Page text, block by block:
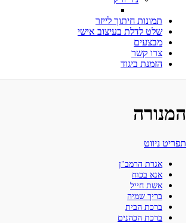
תמונות חיתוך לייזר
שלט לדלת בעיצוב אישי
מבצעים
צרו קשר
הזמנת ביגוד
המנורה
תפריט ניווט
אגרת הרמב"ן
אנא בכוח
אשת חייל
בריך שמיה
ברכת הבית
ברכת הכהנים